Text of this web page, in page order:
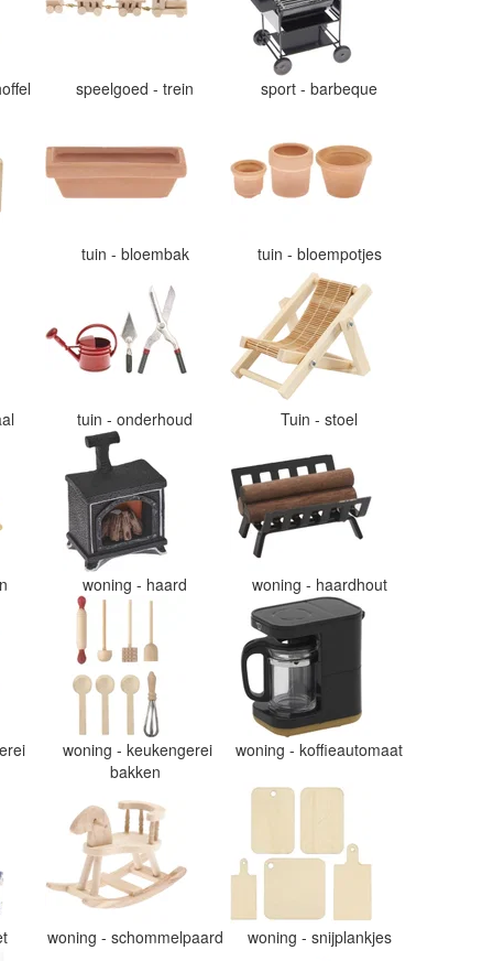
speelgoed - trein sport - barbeque
tuin - bloembak tuin - bloempotjes
tuin - onderhoud Tuin - stoel
woning - haard woning - haardhout
woning - keukengerei
bakken
woning - koffieautomaat
woning - schommelpaard woning - snijplankjes